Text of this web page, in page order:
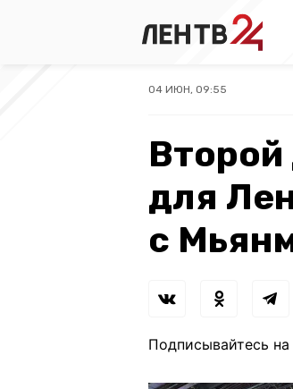
04 ИЮН, 09:55
для
с
Подписывайтесь на